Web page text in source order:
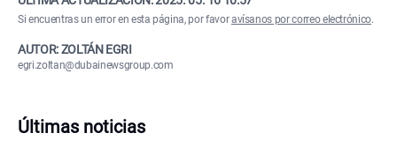
Si encuentras un error en esta página, por favoravísanos por correo electrónico.
AUTOR: ZOLTÁN EGRI
egri.zoltan@dubainewsgroup.com
Últimas noticias